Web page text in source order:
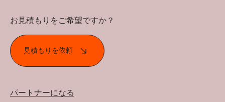
パートナーになる
見積もりを依頼
お見積もりをご希望ですか？